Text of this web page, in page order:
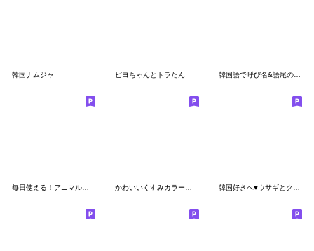
韓国ナムジャ ピヨちゃんとトラたん 韓国語で呼び名&語尾の絵文字♡ふりがな